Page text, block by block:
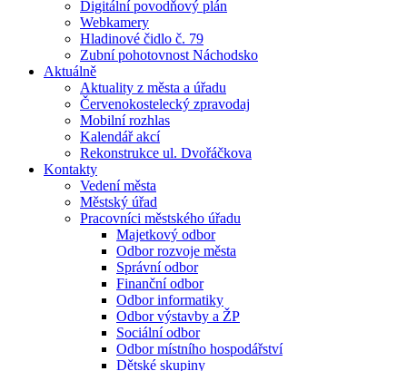
Digitální povodňový plán
Webkamery
Hladinové čidlo č. 79
Zubní pohotovnost Náchodsko
Aktuálně
Aktuality z města a úřadu
Červenokostelecký zpravodaj
Mobilní rozhlas
Kalendář akcí
Rekonstrukce ul. Dvořáčkova
Kontakty
Vedení města
Městský úřad
Pracovníci městského úřadu
Majetkový odbor
Odbor rozvoje města
Správní odbor
Finanční odbor
Odbor informatiky
Odbor výstavby a ŽP
Sociální odbor
Odbor místního hospodářství
Dětské skupiny